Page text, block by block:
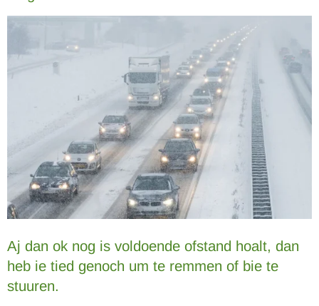
Aj dan ok nog is voldoende ofstand hoalt, dan
heb ie tied genoch um te remmen of bie te
stuuren.